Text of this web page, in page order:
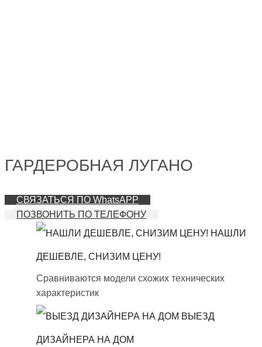
ГАРДЕРОБНАЯ ЛУГАНО
СВЯЗАТЬСЯ ПО WhatsAPP
ПОЗВОНИТЬ ПО ТЕЛЕФОНУ
НАШЛИ
ДЕШЕВЛЕ, СНИЗИМ ЦЕНУ!
Сравниваются модели схожих технических
характеристик
ВЫЕЗД
ДИЗАЙНЕРА НА ДОМ